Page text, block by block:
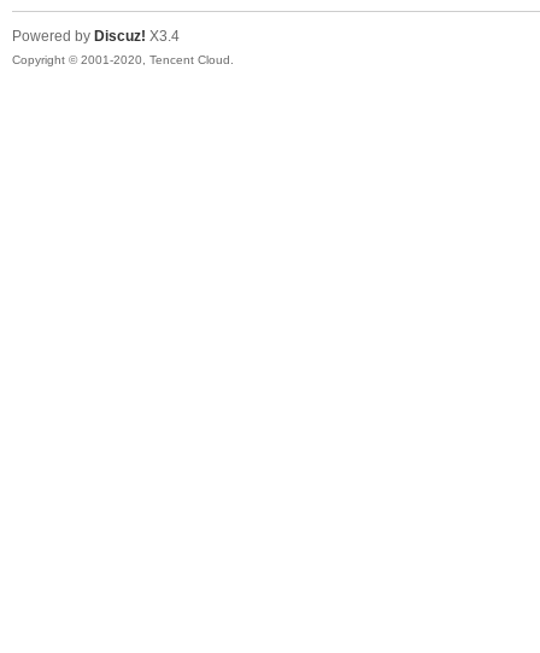
Powered by Discuz! X3.4
Copyright © 2001-2020, Tencent Cloud.